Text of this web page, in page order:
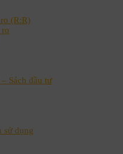
(R:R)
Sách đầu tư
dụng